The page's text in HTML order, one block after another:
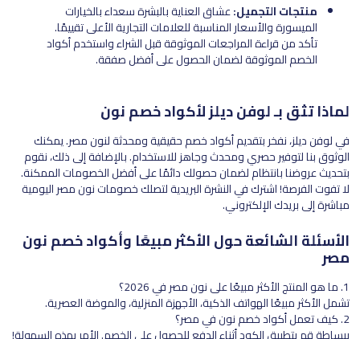
منتجات التجميل:عشاق العناية بالبشرة سعداء بالخيارات
الميسورة والأسعار المناسبة للعلامات التجارية الأعلى تقييمًا.
تأكد من قراءة المراجعات الموثوقة قبل الشراء واستخدم أكواد
الخصم الموثوقة لضمان الحصول على أفضل صفقة.
لماذا تثق بـ لوفن ديلز لأكواد خصم نون
في لوفن ديلز، نفخر بتقديم أكواد خصم حقيقية ومحدثة لنون مصر. يمكنك
الوثوق بنا لتوفير حصري ومحدث وجاهز للاستخدام. بالإضافة إلى ذلك، نقوم
بتحديث عروضنا بانتظام لضمان حصولك دائمًا على أفضل الخصومات الممكنة.
لا تفوت الفرصة! اشترك في النشرة البريدية لتصلك خصومات نون مصر اليومية
مباشرة إلى بريدك الإلكتروني.
الأسئلة الشائعة حول الأكثر مبيعًا وأكواد خصم نون
مصر
1. ما هو المنتج الأكثر مبيعًا على نون مصر في 2026؟
تشمل الأكثر مبيعًا الهواتف الذكية، الأجهزة المنزلية، والموضة العصرية.
2. كيف تعمل أكواد خصم نون في مصر؟